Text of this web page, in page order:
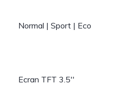
Normal | Sport | Eco
Ecran TFT 3.5''